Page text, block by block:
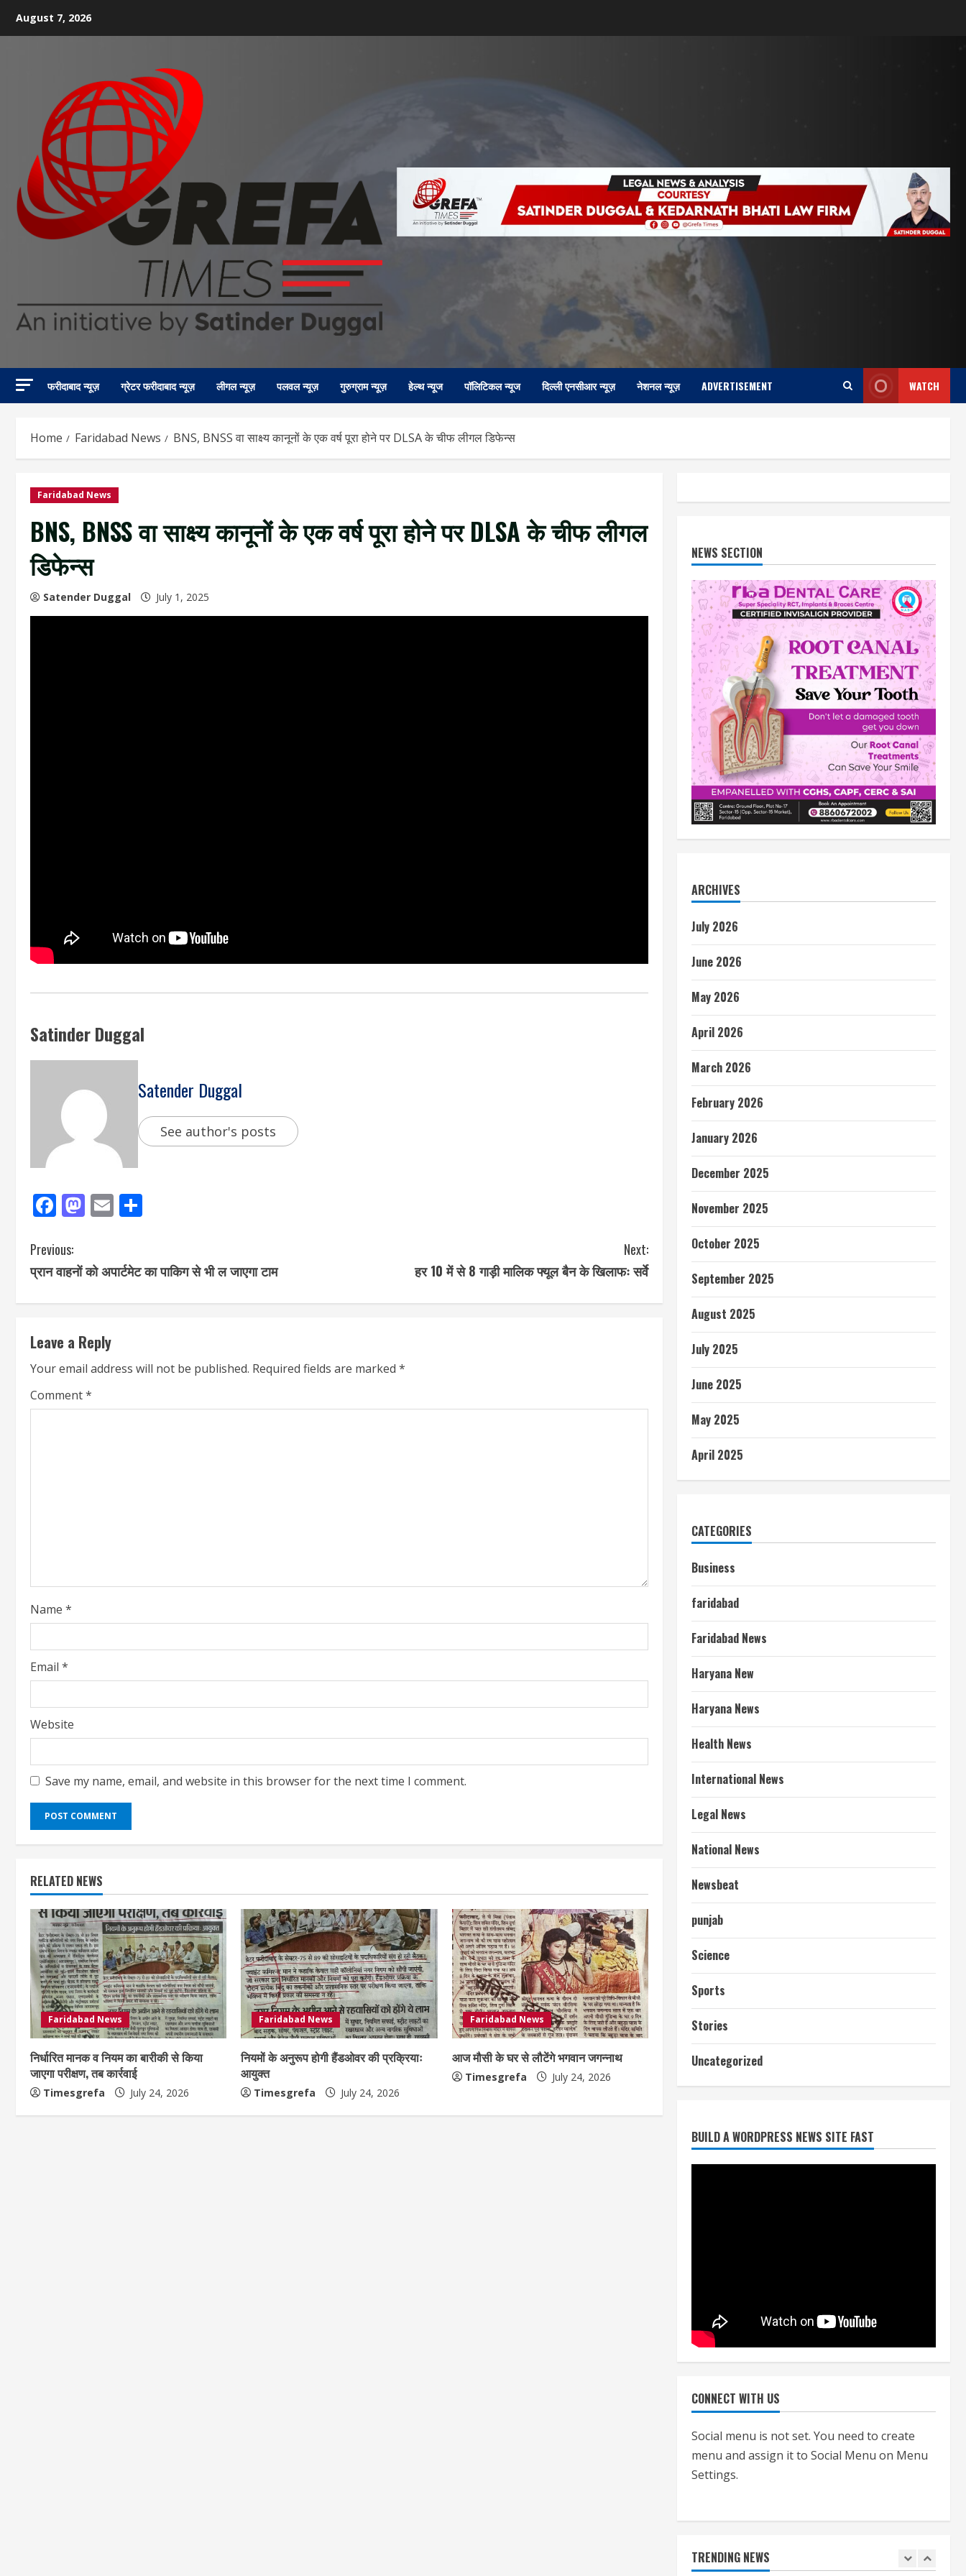
August 7, 2026
फरीदाबाद न्यूज़ ग्रेटर फरीदाबाद न्यूज़ लीगल न्यूज़ पलवल न्यूज़ गुरुग्राम न्यूज़ हेल्थ न्यूज पॉलिटिकल न्यूज दिल्ली एनसीआर न्यूज़ नेशनल न्यूज़ ADVERTISEMENT WATCH
Home Faridabad News BNS, BNSS वा साक्ष्य कानूनों के एक वर्ष पूरा होने पर DLSA के चीफ लीगल डिफेन्स
Faridabad News
BNS, BNSS वा साक्ष्य कानूनों के एक वर्ष पूरा होने पर DLSA के चीफ लीगल
डिफेन्स
Satender Duggal July 1, 2025
Satinder Duggal
Satender Duggal
See author's posts
Facebook
Mastodon
Email
Previous:
प्रान वाहनों को अपार्टमेट का पाकिग से भी ल जाएगा टाम
Next:
हर 10 में से 8 गाड़ी मालिक फ्यूल बैन के खिलाफः सर्वे
Leave a Reply
Your email address will not be published. Required fields are marked *
Comment*
Name *
Email *
Website
Save my name, email, and website in this browser for the next time I comment.
RELATED NEWS
Faridabad News
निर्धारित मानक व नियम का बारीकी से किया
जाएगा परीक्षण, तब कार्रवाई
Timesgrefa July 24, 2026
Faridabad News
नियमों के अनुरूप होगी हैंडओवर की प्रक्रियाः
आयुक्त
Timesgrefa July 24, 2026
Faridabad News
आज मौसी के घर से लौटेंगे भगवान जगन्नाथ
Timesgrefa July 24, 2026
NEWS SECTION
ARCHIVES
July 2026
June 2026
May 2026
April 2026
March 2026
February 2026
January 2026
December 2025
November 2025
October 2025
September 2025
August 2025
July 2025
June 2025
May 2025
April 2025
CATEGORIES
Business
faridabad
Faridabad News
Haryana New
Haryana News
Health News
International News
Legal News
National News
Newsbeat
punjab
Science
Sports
Stories
Uncategorized
BUILD A WORDPRESS NEWS SITE FAST
CONNECT WITH US
Social menu is not set. You need to create
menu and assign it to Social Menu on Menu
Settings.
TRENDING NEWS
आज शाम तक गणना प्रपत्र बीएलओ
July 24, 2026
निर्धारित मानक व नियम का बारीकी से
हाई-रिस्क इमारतों के ओसी में बड़ा
मिलेगा प्रमाणपत्र
निधन
July 24, 2026
2
को वापस नहीं जमा कराया तो कट